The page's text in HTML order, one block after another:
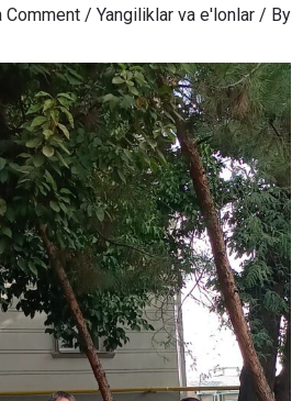
Comment / Yangiliklar va e'lonlar/ By